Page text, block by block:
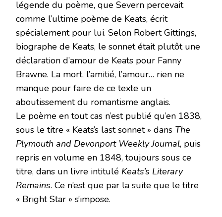
légende du poème, que Severn percevait
comme l’ultime poème de Keats, écrit
spécialement pour lui. Selon Robert Gittings,
biographe de Keats, le sonnet était plutôt une
déclaration d’amour de Keats pour Fanny
Brawne. La mort, l’amitié, l’amour… rien ne
manque pour faire de ce texte un
aboutissement du romantisme anglais.
Le poème en tout cas n’est publié qu’en 1838,
sous le titre « Keats’s last sonnet » dans The
Plymouth and Devonport Weekly Journal, puis
repris en volume en 1848, toujours sous ce
titre, dans un livre intitulé Keats’s Literary
Remains. Ce n’est que par la suite que le titre
« Bright Star » s’impose.